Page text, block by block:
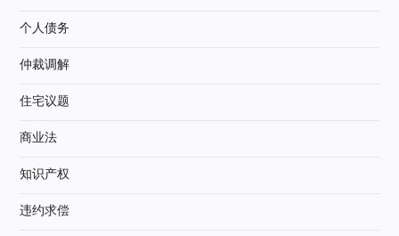
个人债务
仲裁调解
住宅议题
商业法
知识产权
违约求偿